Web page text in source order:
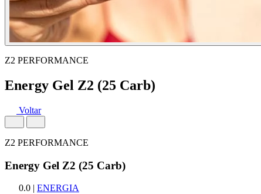
Z2 PERFORMANCE
Energy Gel Z2 (25 Carb)
Voltar
Z2 PERFORMANCE
Energy Gel Z2 (25 Carb)
0.0 | ENERGIA